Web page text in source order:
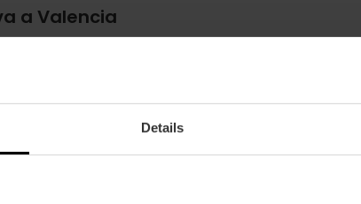
Details
a Valencia
UNESCO ogni giovedì e in diretta